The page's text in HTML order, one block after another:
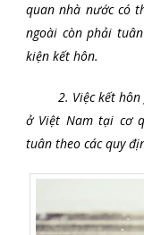
quan nhà nước có
ngoài còn phải
kiện kết hôn.
2. Việc kết hôn
ở Việt Nam tại cơ
tuân theo các quy